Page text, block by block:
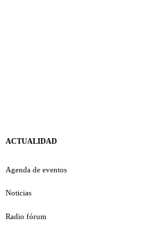
ACTUALIDAD
Agenda de eventos
Noticias
Radio fórum